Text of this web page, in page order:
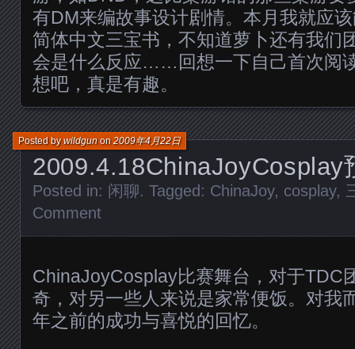
有DM来编故事设计剧情。本月我就应
简体中文三宝书，不知道萝卜还有我们
会是什么反应……回想一下自己首次阅
想吧，真是有趣。
2009.4.18ChinaJoyCosplay
Posted bywildgunon2009年4月22日
Posted in: 闲聊. Tagged: ChinaJoy, cosplay,
Comment
ChinaJoyCosplay比赛舞台，对于TDC
奇，对另一些人来说是家常便饭。对我
年之前的成功与喜悦的回忆。